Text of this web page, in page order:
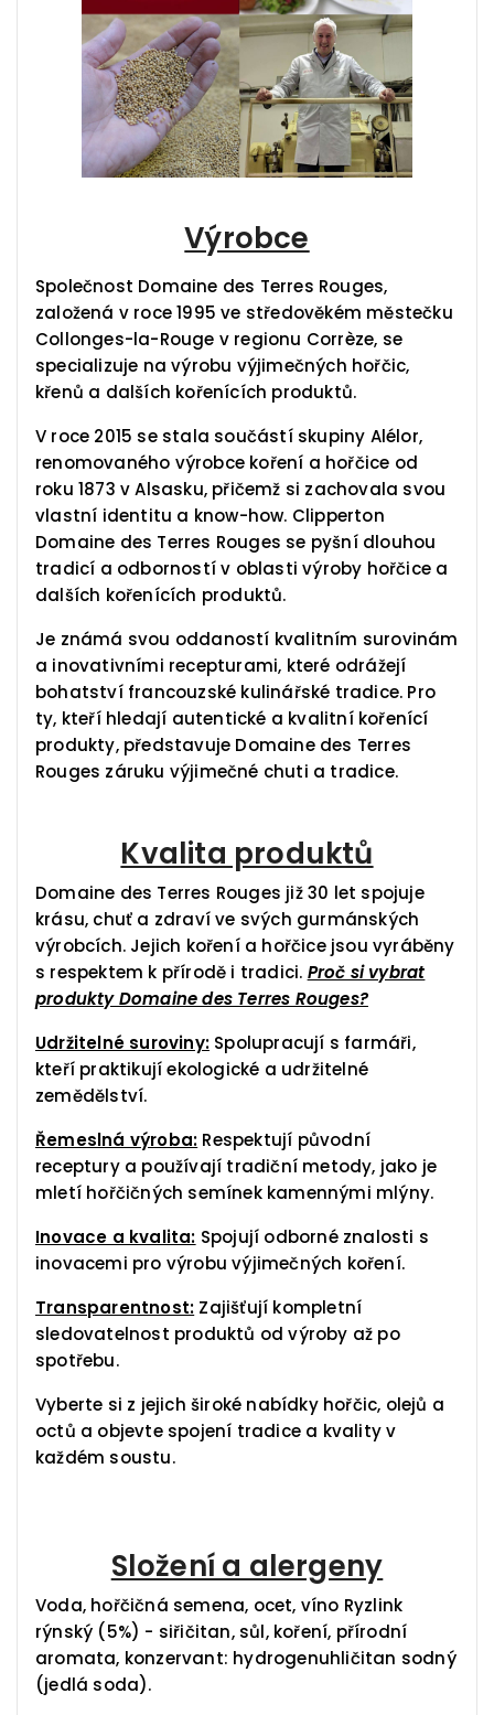
Výrobce
Společnost Domaine des Terres Rouges,
založená v roce 1995 ve středověkém městečku
Collonges-la-Rouge v regionu Corrèze, se
specializuje na výrobu výjimečných hořčic,
křenů a dalších kořenících produktů.
V roce 2015 se stala součástí skupiny Alélor,
renomovaného výrobce koření a hořčice od
roku 1873 v Alsasku, přičemž si zachovala svou
vlastní identitu a know-how. Clipperton
Domaine des Terres Rouges se pyšní dlouhou
tradicí a odborností v oblasti výroby hořčice a
dalších kořenících produktů.
Je známá svou oddaností kvalitním surovinám
a inovativními recepturami, které odrážejí
bohatství francouzské kulinářské tradice. Pro
ty, kteří hledají autentické a kvalitní kořenící
produkty, představuje Domaine des Terres
Rouges záruku výjimečné chuti a tradice.
Kvalita produktů
Domaine des Terres Rouges již 30 let spojuje
krásu, chuť a zdraví ve svých gurmánských
výrobcích. Jejich koření a hořčice jsou vyráběny
s respektem k přírodě i tradici. Proč si vybrat
produkty Domaine des Terres Rouges?
Udržitelné suroviny: Spolupracují s farmáři,
kteří praktikují ekologické a udržitelné
zemědělství.
Řemeslná výroba: Respektují původní
receptury a používají tradiční metody, jako je
mletí hořčičných semínek kamennými mlýny.
Inovace a kvalita: Spojují odborné znalosti s
inovacemi pro výrobu výjimečných koření.
Transparentnost: Zajišťují kompletní
sledovatelnost produktů od výroby až po
spotřebu.
Vyberte si z jejich široké nabídky hořčic, olejů a
octů a objevte spojení tradice a kvality v
každém soustu.
Složení a alergeny
Voda, hořčičná semena, ocet, víno Ryzlink
rýnský (5%) - siřičitan, sůl, koření, přírodní
aromata, konzervant: hydrogenuhličitan sodný
(jedlá soda).